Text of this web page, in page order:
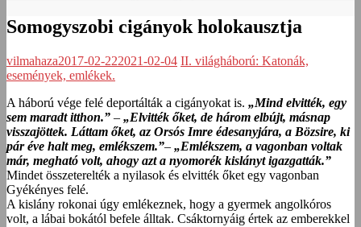
Somogyszobi cigányok holokausztja
vilmahaza2017-02-222021-02-04 II. világháború: Katonák,
események, emlékek.
A háború vége felé deportálták a cigányokat is. „Mind elvitték, egy
sem maradt itthon.” – „Elvitték őket, de három elbújt, másnap
visszajöttek. Láttam őket, az Orsós Imre édesanyjára, a Bözsire, ki
pár éve halt meg, emlékszem.”– „Emlékszem, a vagonban voltak
már, megható volt, ahogy azt a nyomorék kislányt igazgatták.”
Mindet összeterelték a nyilasok és elvitték őket egy vagonban
Gyékényes felé.
A kislány rokonai úgy emlékeznek, hogy a gyermek angolkóros
volt, a lábai bokától befele álltak. Csáktornyáig értek az emberekkel